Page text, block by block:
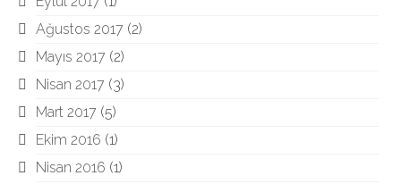
Ağustos 2017 (2)
Mayıs 2017 (2)
Nisan 2017 (3)
Mart 2017 (5)
Ekim 2016 (1)
Nisan 2016 (1)